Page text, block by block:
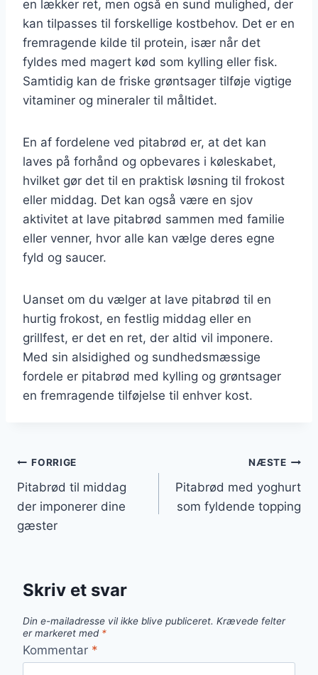
en lækker ret, men også en sund mulighed, der
kan tilpasses til forskellige kostbehov. Det er en
fremragende kilde til protein, især når det
fyldes med magert kød som kylling eller fisk.
Samtidig kan de friske grøntsager tilføje vigtige
vitaminer og mineraler til måltidet.
En af fordelene ved pitabrød er, at det kan
laves på forhånd og opbevares i køleskabet,
hvilket gør det til en praktisk løsning til frokost
eller middag. Det kan også være en sjov
aktivitet at lave pitabrød sammen med familie
eller venner, hvor alle kan vælge deres egne
fyld og saucer.
Uanset om du vælger at lave pitabrød til en
hurtig frokost, en festlig middag eller en
grillfest, er det en ret, der altid vil imponere.
Med sin alsidighed og sundhedsmæssige
fordele er pitabrød med kylling og grøntsager
en fremragende tilføjelse til enhver kost.
Indlægsnavigation
FORRIGE
Pitabrød til middag
der imponerer dine
gæster
NÆSTE
Pitabrød med yoghurt
som fyldende topping
Skriv et svar
Din e-mailadresse vil ikke blive publiceret. Krævede felter
er markeret med *
Kommentar *